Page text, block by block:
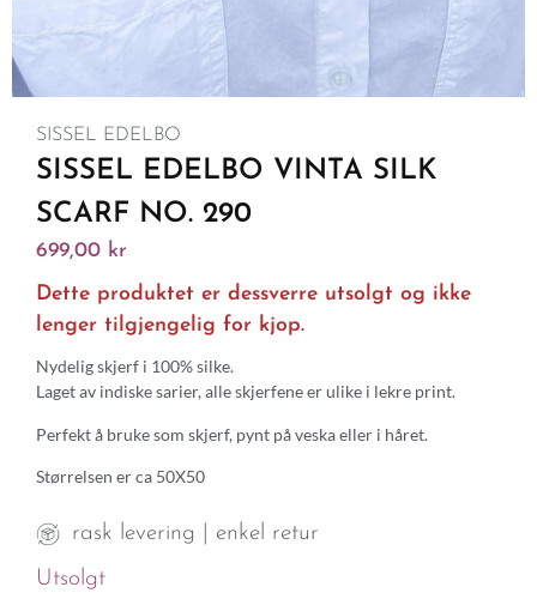
SISSEL EDELBO
SISSEL EDELBO VINTA SILK
SCARF NO. 290
699,00 kr
Dette produktet er dessverre utsolgt og ikke
lenger tilgjengelig for kjop.
Nydelig skjerf i 100% silke.
Laget av indiske sarier, alle skjerfene er ulike i lekre print.
Perfekt å bruke som skjerf, pynt på veska eller i håret.
Størrelsen er ca 50X50
rask levering | enkel retur
Utsolgt